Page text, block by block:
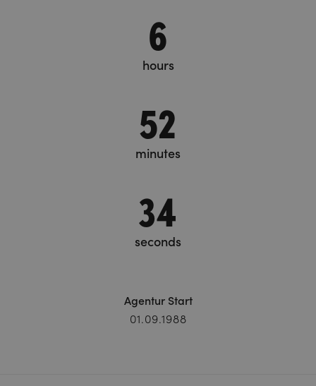
6
hours
52
minutes
34
seconds
Agentur Start
01.09.1988